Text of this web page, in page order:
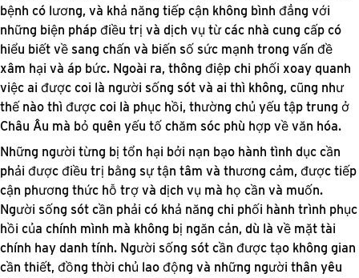
bệnh có lương, và khả năng tiếp cận không bình đẳng với
những biện pháp điều trị và dịch vụ từ các nhà cung cấp có
hiểu biết về sang chấn và biến số sức mạnh trong vấn đề
xâm hại và áp bức. Ngoài ra, thông điệp chi phối xoay quanh
việc ai được coi là người sống sót và ai thì không, cũng như
thế nào thì được coi là phục hồi, thường chủ yếu tập trung ở
Châu Âu mà bỏ quên yếu tố chăm sóc phù hợp về văn hóa.
Những người từng bị tổn hại bởi nạn bạo hành tình dục cần
phải được điều trị bằng sự tận tâm và thương cảm, được tiếp
cận phương thức hỗ trợ và dịch vụ mà họ cần và muốn.
Người sống sót cần phải có khả năng chi phối hành trình phục
hồi của chính mình mà không bị ngăn cản, dù là về mặt tài
chính hay danh tính. Người sống sót cần được tạo không gian
cần thiết, đồng thời chủ lao động và những người thân yêu